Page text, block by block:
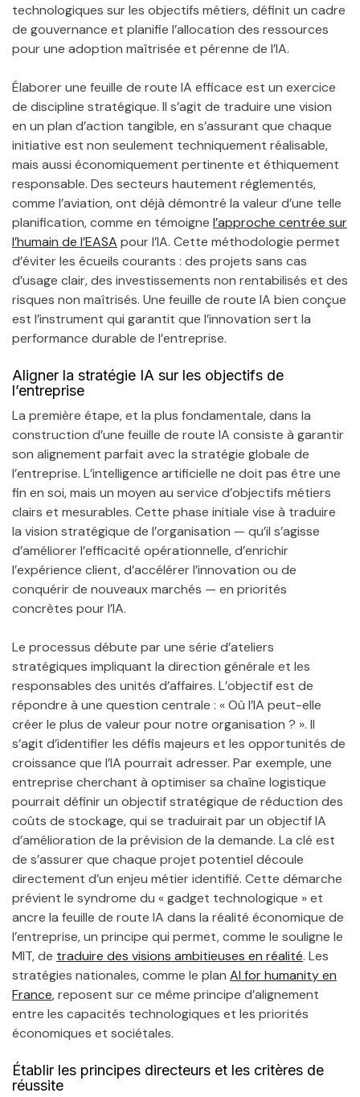
technologiques sur les objectifs métiers, définit un cadre
de gouvernance et planifie l’allocation des ressources
pour une adoption maîtrisée et pérenne de l’IA.
Élaborer une feuille de route IA efficace est un exercice
de discipline stratégique. Il s’agit de traduire une vision
en un plan d’action tangible, en s’assurant que chaque
initiative est non seulement techniquement réalisable,
mais aussi économiquement pertinente et éthiquement
responsable. Des secteurs hautement réglementés,
comme l’aviation, ont déjà démontré la valeur d’une telle
planification, comme en témoigne l’approche centrée sur
l’humain de l’EASA pour l’IA. Cette méthodologie permet
d’éviter les écueils courants : des projets sans cas
d’usage clair, des investissements non rentabilisés et des
risques non maîtrisés. Une feuille de route IA bien conçue
est l’instrument qui garantit que l’innovation sert la
performance durable de l’entreprise.
Aligner la stratégie IA sur les objectifs de
l’entreprise
La première étape, et la plus fondamentale, dans la
construction d’une feuille de route IA consiste à garantir
son alignement parfait avec la stratégie globale de
l’entreprise. L’intelligence artificielle ne doit pas être une
fin en soi, mais un moyen au service d’objectifs métiers
clairs et mesurables. Cette phase initiale vise à traduire
la vision stratégique de l’organisation — qu’il s’agisse
d’améliorer l’efficacité opérationnelle, d’enrichir
l’expérience client, d’accélérer l’innovation ou de
conquérir de nouveaux marchés — en priorités
concrètes pour l’IA.
Le processus débute par une série d’ateliers
stratégiques impliquant la direction générale et les
responsables des unités d’affaires. L’objectif est de
répondre à une question centrale : « Où l’IA peut-elle
créer le plus de valeur pour notre organisation ? ». Il
s’agit d’identifier les défis majeurs et les opportunités de
croissance que l’IA pourrait adresser. Par exemple, une
entreprise cherchant à optimiser sa chaîne logistique
pourrait définir un objectif stratégique de réduction des
coûts de stockage, qui se traduirait par un objectif IA
d’amélioration de la prévision de la demande. La clé est
de s’assurer que chaque projet potentiel découle
directement d’un enjeu métier identifié. Cette démarche
prévient le syndrome du « gadget technologique » et
ancre la feuille de route IA dans la réalité économique de
l’entreprise, un principe qui permet, comme le souligne le
MIT, de traduire des visions ambitieuses en réalité. Les
stratégies nationales, comme le plan AI for humanity en
France, reposent sur ce même principe d’alignement
entre les capacités technologiques et les priorités
économiques et sociétales.
Établir les principes directeurs et les critères de
réussite